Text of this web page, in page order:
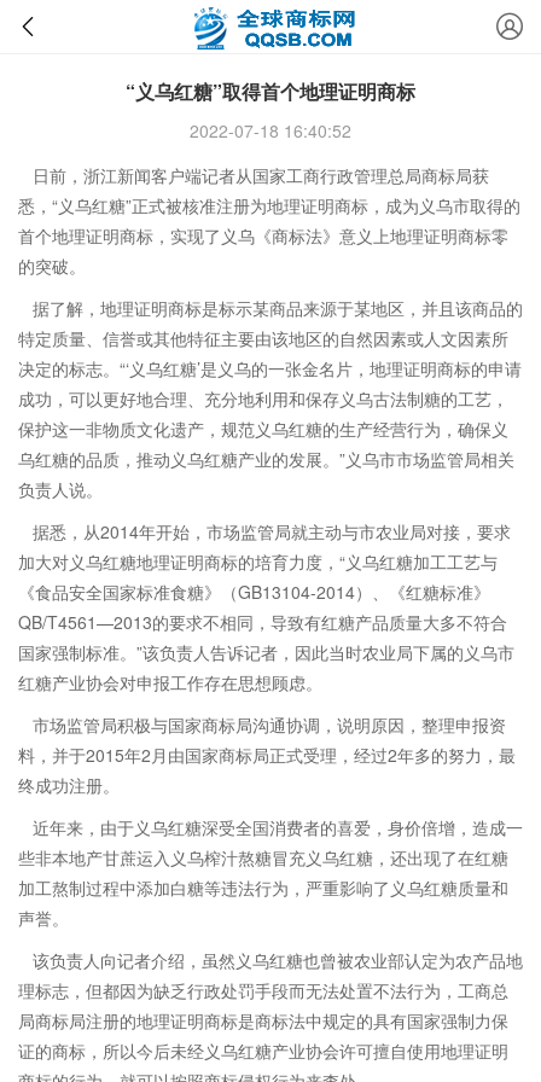
“义乌红糖”取得首个地理证明商标
2022-07-18 16:40:52
日前，浙江新闻客户端记者从国家工商行政管理总局商标局获
悉，“义乌红糖”正式被核准注册为地理证明商标，成为义乌市取得的
首个地理证明商标，实现了义乌《商标法》意义上地理证明商标零
的突破。
据了解，地理证明商标是标示某商品来源于某地区，并且该商品的
特定质量、信誉或其他特征主要由该地区的自然因素或人文因素所
决定的标志。“‘义乌红糖’是义乌的一张金名片，地理证明商标的申请
成功，可以更好地合理、充分地利用和保存义乌古法制糖的工艺，
保护这一非物质文化遗产，规范义乌红糖的生产经营行为，确保义
乌红糖的品质，推动义乌红糖产业的发展。”义乌市市场监管局相关
负责人说。
据悉，从2014年开始，市场监管局就主动与市农业局对接，要求
加大对义乌红糖地理证明商标的培育力度，“义乌红糖加工工艺与
《食品安全国家标准食糖》（GB13104-2014）、《红糖标准》
QB/T4561—2013的要求不相同，导致有红糖产品质量大多不符合
国家强制标准。”该负责人告诉记者，因此当时农业局下属的义乌市
红糖产业协会对申报工作存在思想顾虑。
市场监管局积极与国家商标局沟通协调，说明原因，整理申报资
料，并于2015年2月由国家商标局正式受理，经过2年多的努力，最
终成功注册。
近年来，由于义乌红糖深受全国消费者的喜爱，身价倍增，造成一
些非本地产甘蔗运入义乌榨汁熬糖冒充义乌红糖，还出现了在红糖
加工熬制过程中添加白糖等违法行为，严重影响了义乌红糖质量和
声誉。
该负责人向记者介绍，虽然义乌红糖也曾被农业部认定为农产品地
理标志，但都因为缺乏行政处罚手段而无法处置不法行为，工商总
局商标局注册的地理证明商标是商标法中规定的具有国家强制力保
证的商标，所以今后未经义乌红糖产业协会许可擅自使用地理证明